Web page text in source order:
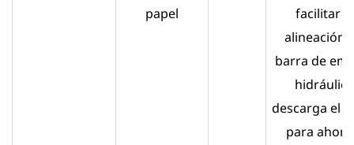
papel
facilitar la
alineación.
barra de
hidráulica
descarga el
para